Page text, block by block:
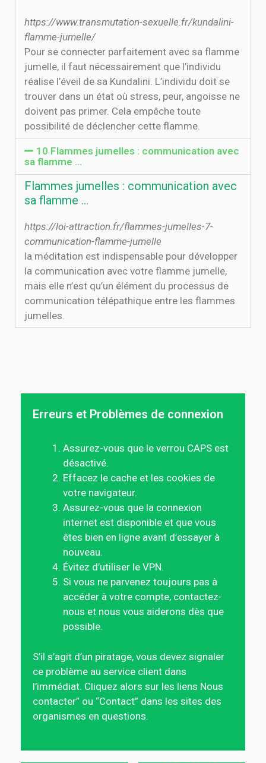
https://www.transmutation-sexuelle.fr/kundalini-
flamme-jumelle/
Pour se connecter parfaitement avec sa flamme
jumelle, il faut nécessairement que l’individu
réalise l’éveil de sa Kundalini. L’individu doit se
trouver dans un état où stress, peur, angoisse ne
doivent pas primer. Cela empêche toute
possibilité de déclencher cette flamme.
10 Flammes jumelles : communication avec
sa flamme …
Flammes jumelles : communication avec
sa flamme …
https://loi-attraction.fr/flammes-jumelles-7-
communication-flamme-jumelle
la méditation est indispensable pour développer
la communication avec votre flamme jumelle,
mais elle n’est qu’un élément du processus de
communication télépathique entre les flammes
jumelles.
Erreurs et Problèmes de connexion
Assurez-vous que le verrou CAPS est
désactivé.
Effacez le cache et les cookies de
votre navigateur.
Assurez-vous que la connexion
internet est disponible et que vous
êtes bien en ligne avant d’essayer à
nouveau.
Évitez d’utiliser le VPN.
Si vous ne parvenez toujours pas à
accéder à votre compte, contactez-
nous et nous vous aiderons dès que
possible.
S’il s’agit d’un piratage, vous devez signaler
ce problème au service client dans
l’immédiat. Cliquez alors sur les liens Nous
contacter” ou “Contact” dans les sites des
organismes en questions.